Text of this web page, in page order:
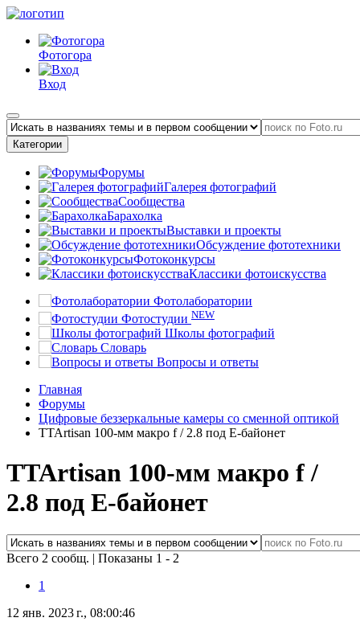
Фотогора
Вход
Категории
Форумы
Галерея фотографий
Сообщества
Барахолка
Выставки и проекты
Обсуждение фототехники
Фотоконкурсы
Классики фотоискусства
Фотолаборатории
Фотостудии NEW
Школы фотографий
Словарь
Вопросы и ответы
Главная
Форумы
Цифровые беззеркальные камеры со сменной оптикой
TTArtisan 100-мм макро f / 2.8 под Е-байонет
TTArtisan 100-мм макро f /
2.8 под Е-байонет
Всего 2 сообщ. | Показаны 1 - 2
1
12 янв. 2023 г., 08:00:46